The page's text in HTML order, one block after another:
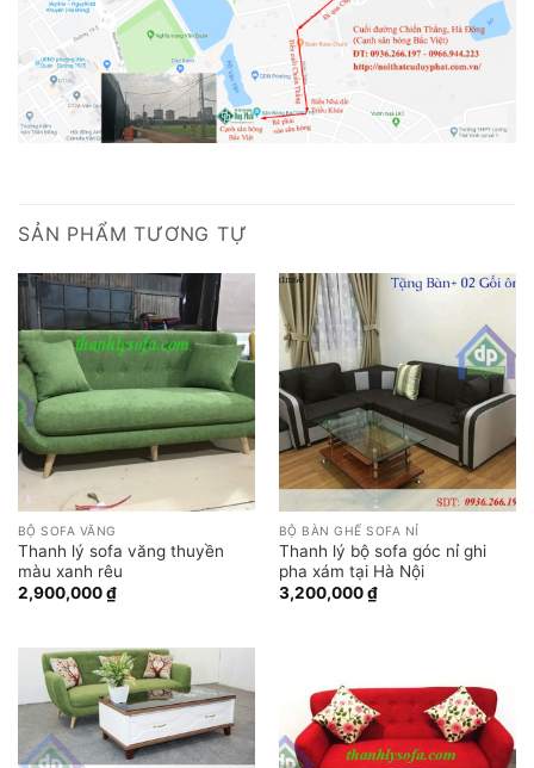
SẢN PHẨM TƯƠNG TỰ
BỘ SOFA VĂNG
Thanh lý sofa văng thuyền
màu xanh rêu
2,900,000₫
BỘ BÀN GHẾ SOFA NỈ
Thanh lý bộ sofa góc nỉ ghi
pha xám tại Hà Nội
3,200,000₫